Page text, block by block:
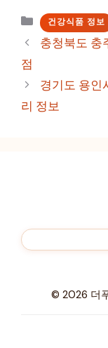
카
테
건강식품 정보
충청북도 충
점
경기도 용인
리 정보
© 2026 더